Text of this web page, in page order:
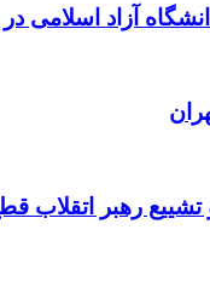
آزاد اسلامی
و تشییع رهبر اتقلاب